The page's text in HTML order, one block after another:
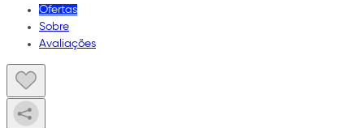
Ofertas
Sobre
Avaliações